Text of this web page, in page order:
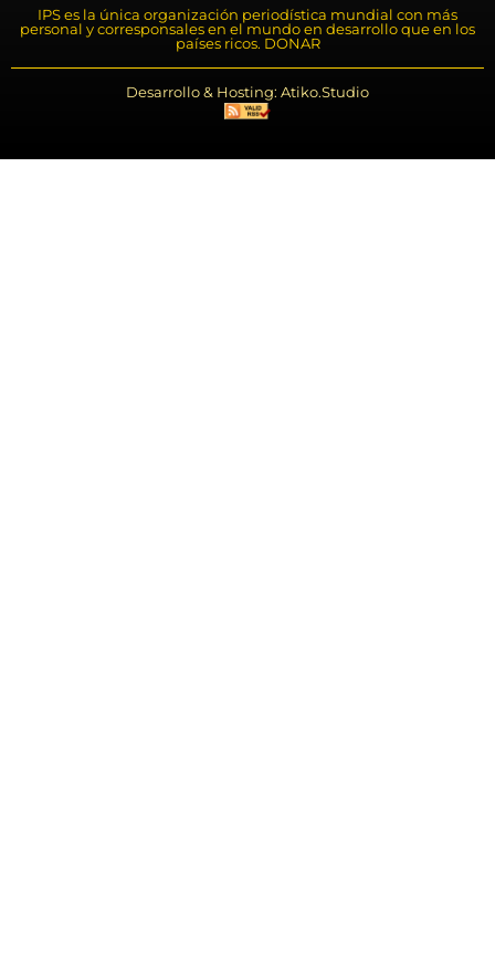
IPS es la única organización periodística mundial con más
personal y corresponsales en el mundo en desarrollo que en los
países ricos. DONAR
Desarrollo & Hosting: Atiko.Studio